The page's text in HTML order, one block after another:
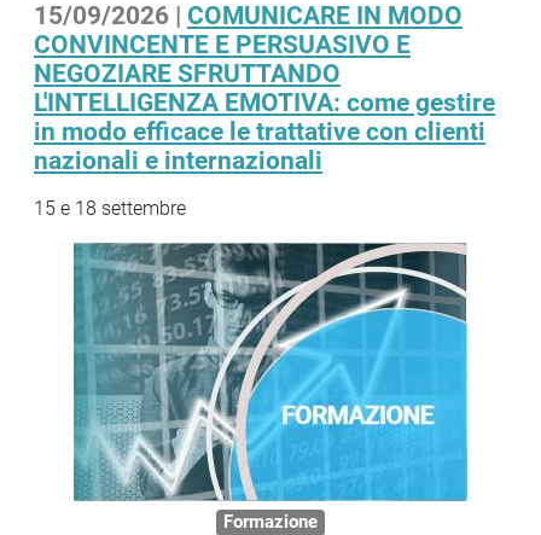
15/09/2026 | COMUNICARE IN MODO
CONVINCENTE E PERSUASIVO E
NEGOZIARE SFRUTTANDO
L'INTELLIGENZA EMOTIVA: come gestire
in modo efficace le trattative con clienti
nazionali e internazionali
15 e 18 settembre
Formazione